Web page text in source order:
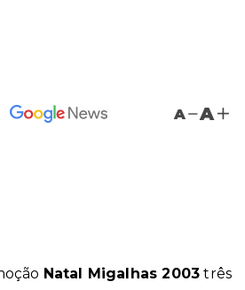
A A
Natal Migalhas 2003 três